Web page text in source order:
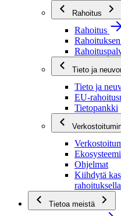
Rahoitus
Rahoitus
Tieto ja
Tieto ja
EU-
Tietopankki
Ohjelmat
Kiihdytä
rahoituksella
Tietoa meistä